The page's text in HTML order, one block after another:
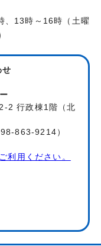
、13時～16時（土曜
せ
2 行政棟1階（北
863-9214）
利用ください。